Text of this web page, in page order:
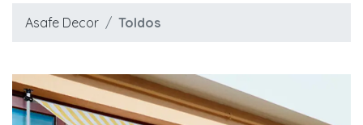
Asafe Decor Toldos